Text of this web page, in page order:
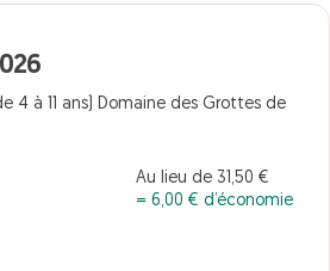
4 à 11 ans) Domaine des Grottes de
Au lieu de 31,50 €
= 6,00 € d’économie
pour &nbsp;:&nbsp;enfant 11/11/2026